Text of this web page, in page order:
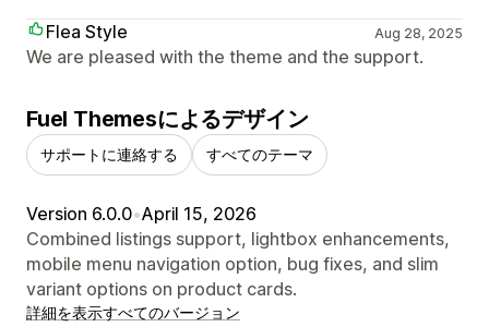
Flea Style
Aug 28, 2025
We are pleased with the theme and the support.
Fuel Themesによるデザイン
サポートに連絡する すべてのテーマ
Version 6.0.0•April 15, 2026
Combined listings support, lightbox enhancements,
mobile menu navigation option, bug fixes, and slim
variant options on product cards.
詳細を表示すべてのバージョン